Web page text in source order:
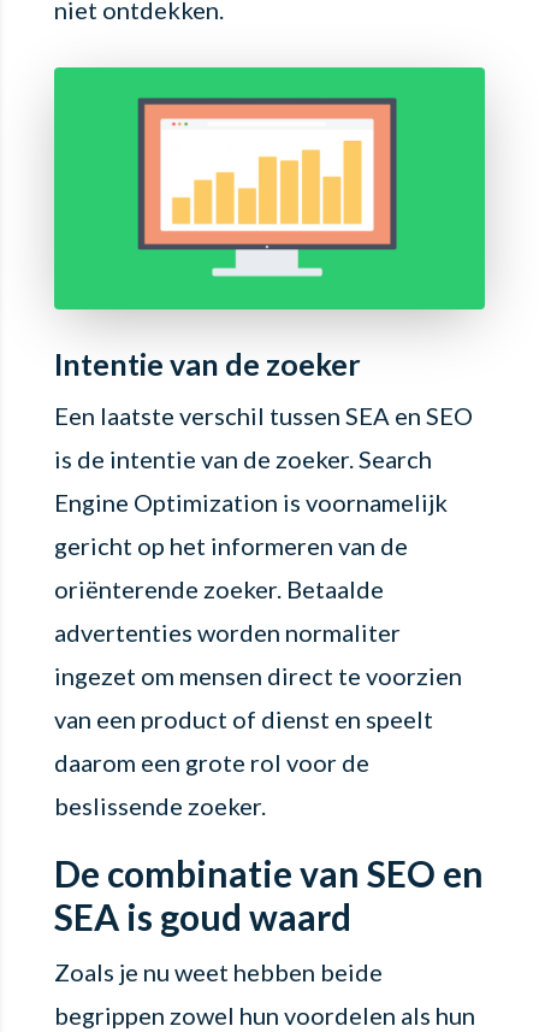
niet ontdekken.
Intentie van de zoeker
Een laatste verschil tussen SEA en SEO
is de intentie van de zoeker. Search
Engine Optimization is voornamelijk
gericht op het informeren van de
oriënterende zoeker. Betaalde
advertenties worden normaliter
ingezet om mensen direct te voorzien
van een product of dienst en speelt
daarom een grote rol voor de
beslissende zoeker.
De combinatie van SEO en
SEA is goud waard
Zoals je nu weet hebben beide
begrippen zowel hun voordelen als hun